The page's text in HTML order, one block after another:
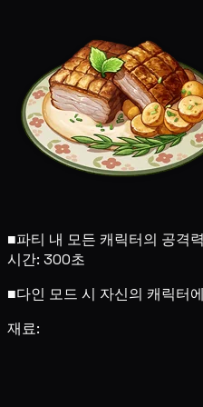
■파티 내 모든 캐릭터의 공격
시간: 300초
■다인 모드 시 자신의 캐릭터
재료: